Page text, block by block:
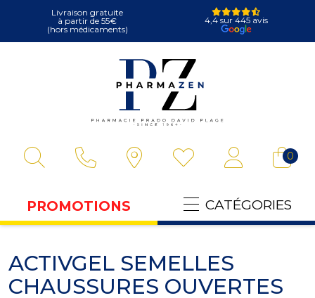
Livraison gratuite
à partir de 55€
(hors médicaments)
4,4 sur 445 avis
0
PROMOTIONS CATÉGORIES
ACTIVGEL SEMELLES
CHAUSSURES OUVERTES